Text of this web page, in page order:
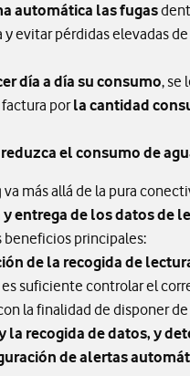
automática las fugas
evitar pérdidas elevadas de
día a día su consumo, se
porla cantidad
el consumo de
más allá de la pura
entrega de los datos de
principales:
de la recogida de
suficiente controlar el
la finalidad de disponer de
recogida de datos, y
de alertas